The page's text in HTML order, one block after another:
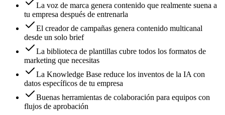
La voz de marca genera contenido que realmente suena a
tu empresa después de entrenarla
El creador de campañas genera contenido multicanal
desde un solo brief
La biblioteca de plantillas cubre todos los formatos de
marketing que necesitas
La Knowledge Base reduce los inventos de la IA con
datos específicos de tu empresa
Buenas herramientas de colaboración para equipos con
flujos de aprobación